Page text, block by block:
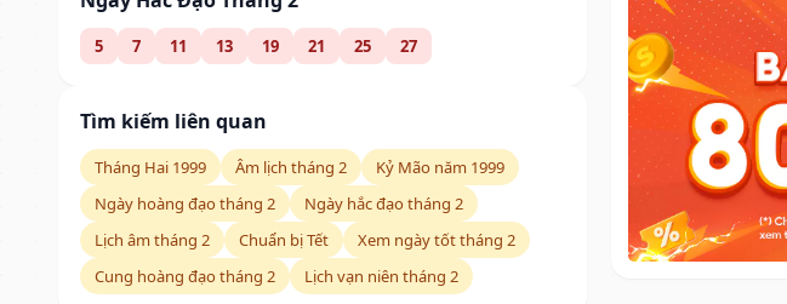
5 7 11 13 19 21 25 27
Tìm kiếm liên quan
Tháng Hai 1999 Âm lịch tháng 2
Kỷ Mão năm 1999
Ngày hoàng đạo tháng 2
Ngày hắc đạo tháng 2
Lịch âm tháng 2
Chuẩn bị Tết
Xem ngày tốt tháng 2
Cung hoàng đạo tháng 2
Lịch vạn niên tháng 2